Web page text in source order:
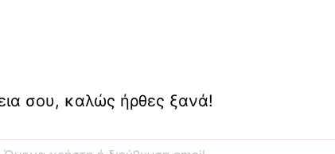
σου, καλώς ήρθες ξανά!